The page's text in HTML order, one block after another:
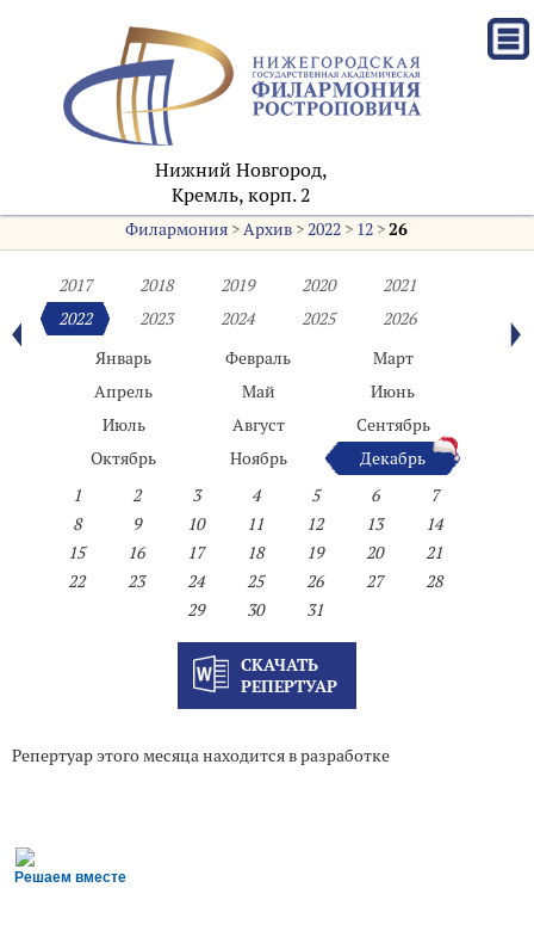
Нижний Новгород,
Кремль, корп. 2
Филармония >Архив >2022 > 12 >26
2017 2018 2019 2020
2021
2022
2023 2024 2025
2026
Январь
Февраль
Март
Апрель
Май
Июнь
Июль
Август
Сентябрь
Октябрь
Ноябрь
Декабрь
1
2 3 4 5 6
7
8
9 10 11 12 13
14
15
16 17 18 19 20
21
22
23 24 25 26 27
28
29
30 31
СКАЧАТЬ
РЕПЕРТУАР
Репертуар этого месяца находится в разработке
Решаем вместе